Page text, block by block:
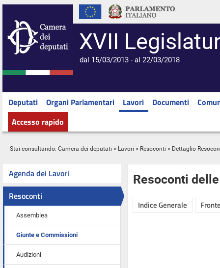
XVII
dal 15/03/2013 - al 22/03/2018
Deputati Organi Parlamentari Lavori Documenti
Accesso rapido
Stai consultando: Camera dei deputati > Lavori > Resoconti > Dettaglio
Agenda dei Lavori
Resoconti
Assemblea
Giunte e Commissioni
Audizioni
Resoconti
Indice Generale